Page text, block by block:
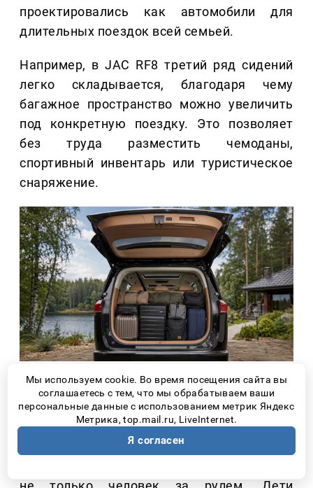
проектировались как автомобили для
длительных поездок всей семьей.
Например, в JAC RF8 третий ряд сидений
легко складывается, благодаря чему
багажное пространство можно увеличить
под конкретную поездку. Это позволяет
без труда разместить чемоданы,
спортивный инвентарь или туристическое
снаряжение.
2. КОМФОРТ НУЖЕН НЕ
ТОЛЬКО ВОДИТЕЛЮ
Мы используем cookie. Во время посещения сайта вы
соглашаетесь с тем, что мы обрабатываем ваши
персональные данные с использованием метрик Яндекс
Метрика, top.mail.ru, LiveInternet.
Я согласен